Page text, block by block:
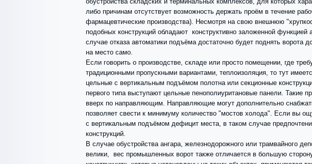
либо причинам отсутствует возможность держать проём в течение
фармацевтические производства). Несмотря на свою внешнюю
подобных конструкций обладают конструктивно заложенной функцией
случае отказа автоматики подъёма достаточно будет поднять ворота
на место само.
Если говорить о производстве, складе или просто помещении, где
традиционными пропускными вариантами, теплоизоляция, то тут
цельные с вертикальным подъёмом полотна или секционные
первого типа выступают цельные пенополиуритановые панели. Такие
вверх по направляющим. Направляющие могут дополнительно
позволяет свести к минимуму количество "мостов холода". Если вы
с вертикальным подъёмом дефицит места, в таком случае
конструкций.
В случае обустройства ангара, железнодорожного или трамвайного
велики, вес промышленных ворот также отличается в большую